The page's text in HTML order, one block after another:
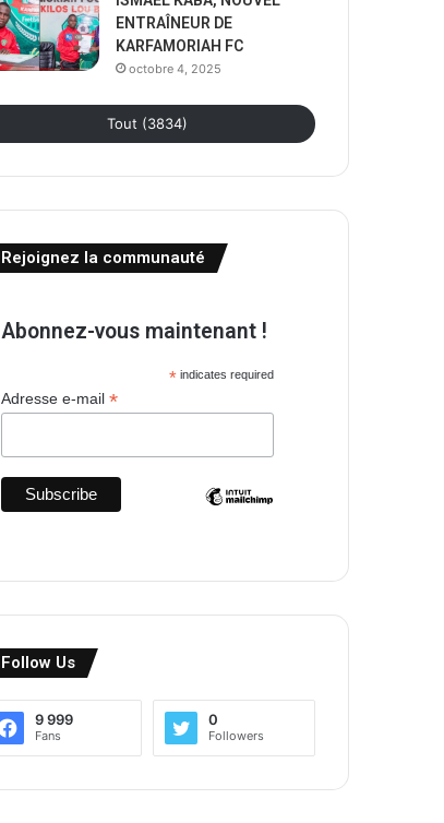
ENTRAÎNEUR DE
KARFAMORIAH FC
octobre 4, 2025
Tout (3834)
Rejoignez la communauté
Abonnez-vous maintenant !
*indicates required
Adresse e-mail*
Follow Us
9 999
Fans
0
Followers